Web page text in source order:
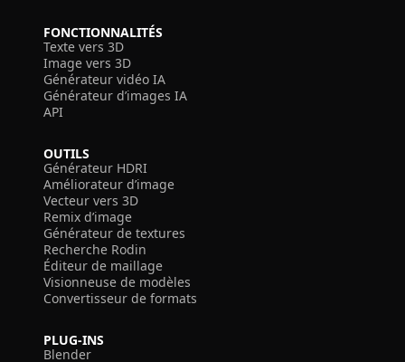
FONCTIONNALITÉS
Texte vers 3D
Image vers 3D
Générateur vidéo IA
Générateur d’images IA
API
OUTILS
Générateur HDRI
Améliorateur d’image
Vecteur vers 3D
Remix d’image
Générateur de textures
Recherche Rodin
Éditeur de maillage
Visionneuse de modèles
Convertisseur de formats
PLUG-INS
Blender